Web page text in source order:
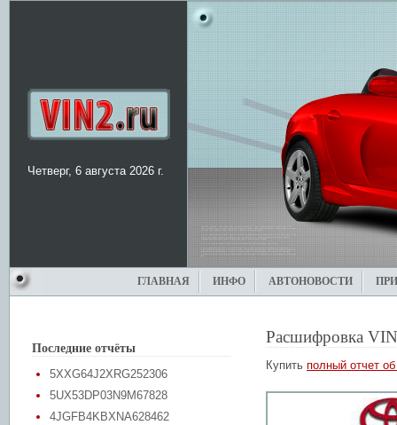
Четверг, 6 августа 2026 г.
ГЛАВНАЯ ИНФО АВТОНОВОСТИ
Последние отчёты
5XXG64J2XRG252306
5UX53DP03N9M67828
4JGFB4KBXNA628462
Расшифровка
Купить полный отчет